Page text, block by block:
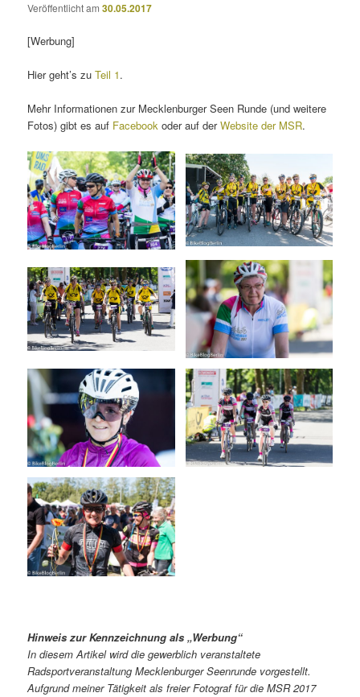
Veröffentlicht am30.05.2017
[Werbung]
Hier geht’s zuTeil 1.
Mehr Informationen zur Mecklenburger Seen Runde (und weitere
Fotos) gibt es auf Facebookoder auf derWebsite der MSR.
Hinweis zur Kennzeichnung als „Werbung“
In diesem Artikel wird die gewerblich veranstaltete
Radsportveranstaltung Mecklenburger Seenrunde vorgestellt.
Aufgrund meiner Tätigkeit als freier Fotograf für die MSR 2017